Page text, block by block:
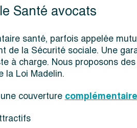
Santé avocats
santé, parfois appelée
de la Sécurité sociale. Une
à charge. Nous proposons
la Loi Madelin.
couverture